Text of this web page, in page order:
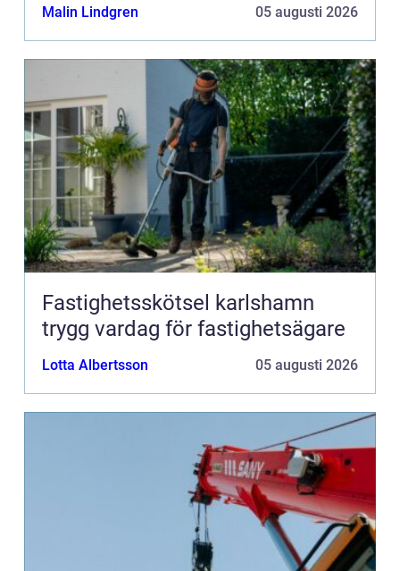
Malin Lindgren 05 augusti 2026
Fastighetsskötsel karlshamn
trygg vardag för fastighetsägare
Lotta Albertsson 05 augusti 2026